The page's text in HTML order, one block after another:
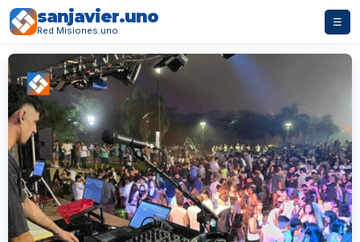
sanjavier.uno
Red Misiones.uno
☰